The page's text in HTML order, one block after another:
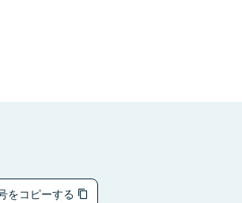
をコピーする